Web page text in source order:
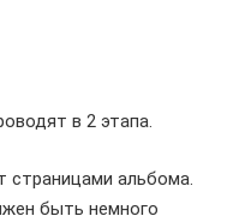
в 2 этапа.
страницами альбома.
быть немного